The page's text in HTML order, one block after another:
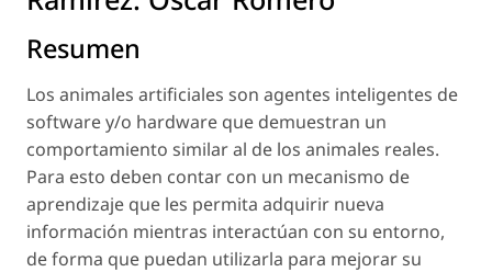
Resumen
Los animales artificiales son agentes inteligentes de
software y/o hardware que demuestran un
comportamiento similar al de los animales reales.
Para esto deben contar con un mecanismo de
aprendizaje que les permita adquirir nueva
información mientras interactúan con su entorno,
de forma que puedan utilizarla para mejorar su